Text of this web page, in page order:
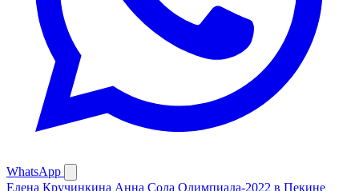
WhatsApp
Елена Кручинкина Анна Сола Олимпиада-2022 в Пекине